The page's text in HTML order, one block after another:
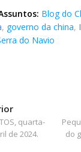
Blog do
, governo da china,
do Navio
do
quarta-
de 2024.